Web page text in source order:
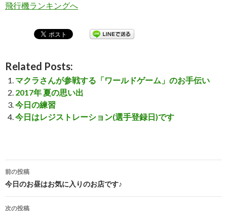
飛行機ランキングへ
Related Posts:
マクラさんが参戦する「ワールドゲーム」のお手伝い
2017年 夏の思い出
今日の練習
今日はレジストレーション(選手登録日)です
投
稿
前の投稿
今日のお昼はお気に入りのお店です♪
次の投稿